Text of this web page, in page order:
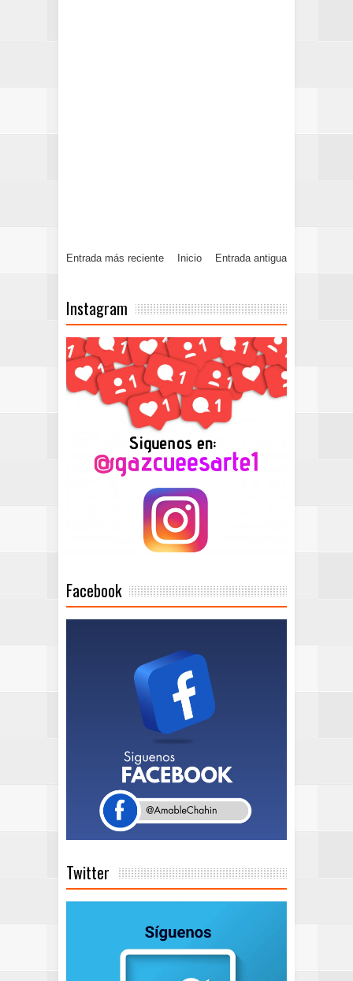
Entrada más reciente Entrada antigua
Inicio
Instagram
Facebook
Twitter